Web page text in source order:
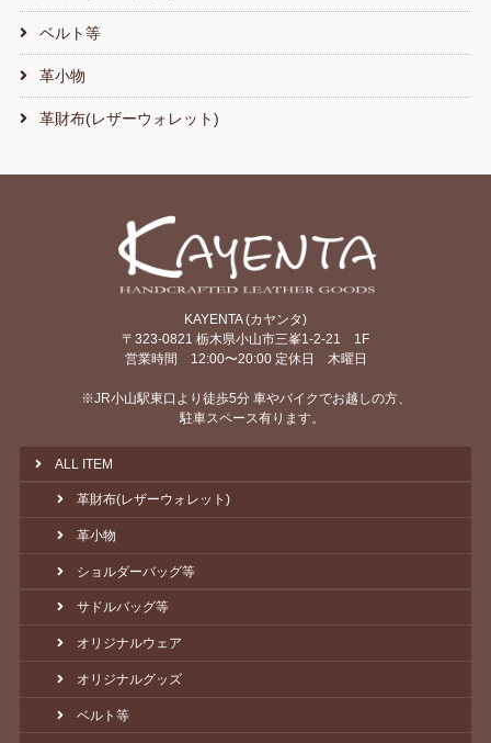
ベルト等
革小物
革財布(レザーウォレット)
KAYENTA (カヤンタ)
〒323-0821 栃木県小山市三峯1-2-21 1F
営業時間 12:00〜20:00 定休日 木曜日
※JR小山駅東口より徒歩5分 車やバイクでお越しの方、
駐車スペース有ります。
ALL ITEM
革財布(レザーウォレット)
革小物
ショルダーバッグ等
サドルバッグ等
オリジナルウェア
オリジナルグッズ
ベルト等